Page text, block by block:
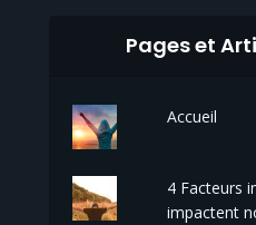
Pages et
Accueil
4 Facteurs
impactent